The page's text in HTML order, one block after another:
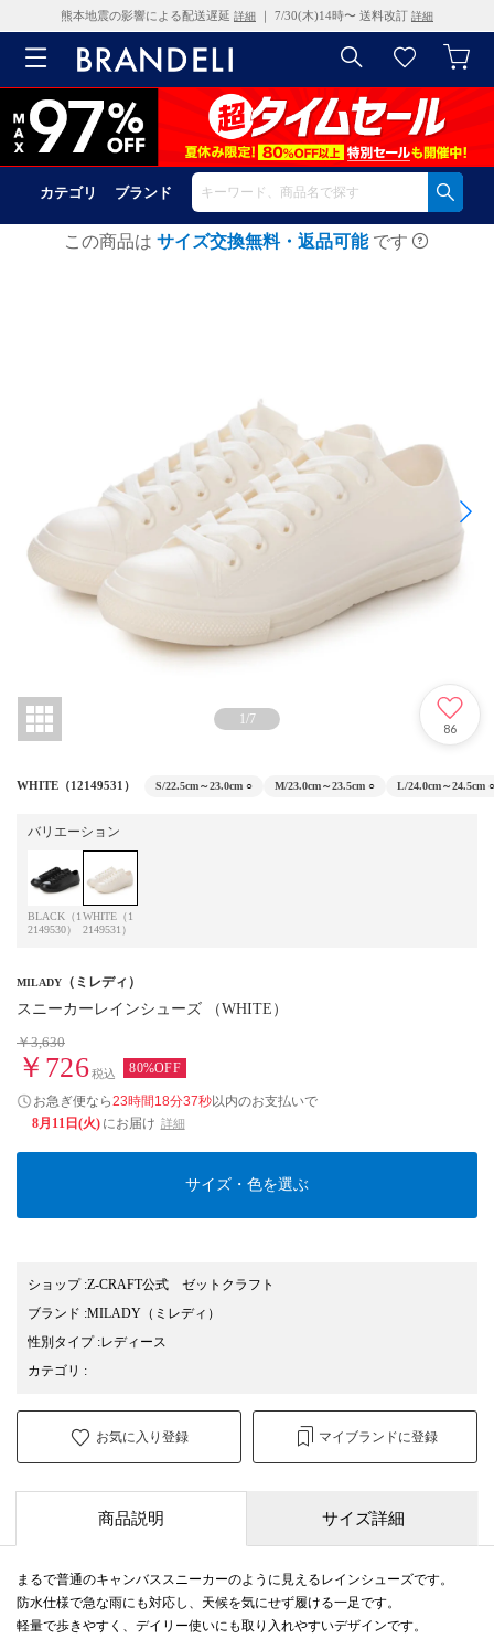
熊本地震の影響による配送遅延 詳細 ｜ 7/30(木)14時〜 送料改訂 詳細
カテゴリ ブランド
この商品は サイズ交換無料・返品可能 です
1/7
86
WHITE（12149531） S/22.5cm～23.0cm ○ M/23.0cm～23.5cm ○ L/24.0cm～24.5cm ○
バリエーション
BLACK（1
2149530）
WHITE（1
2149531）
MILADY （ミレディ）
スニーカーレインシューズ （WHITE）
￥3,630
￥726税込 80%OFF
お急ぎ便なら23時間18分37秒以内のお支払いで
8月11日(火) にお届け 詳細
サイズ・色を選ぶ
ショップ:Z-CRAFT公式 ゼットクラフト
ブランド :MILADY （ミレディ）
性別タイプ:レディース
カテゴリ :
お気に入り登録 マイブランドに登録
商品説明 サイズ詳細
まるで普通のキャンバススニーカーのように見えるレインシューズです。
防水仕様で急な雨にも対応し、天候を気にせず履ける一足です。
軽量で歩きやすく、デイリー使いにも取り入れやすいデザインです。